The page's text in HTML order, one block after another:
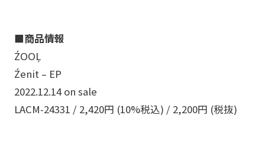
■商品情報
ŹOOĻ
Źenit – EP
2022.12.14 on sale
LACM-24331 / 2,420円 (10%税込) / 2,200円 (税抜)